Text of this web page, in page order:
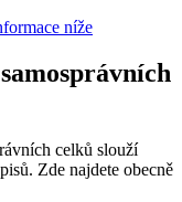
níže
celků slouží
Zde najdete obecně